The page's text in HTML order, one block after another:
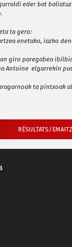
eder bat
ta gero:
enetako, iazko
giro paregabea
Antoine elgarrekin
ta pintxoak
RÉSULTATS/